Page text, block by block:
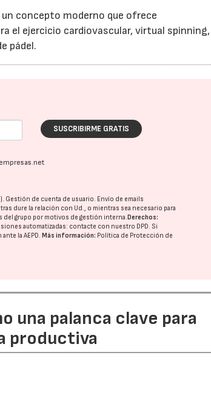
concepto moderno que ofrece
el ejercicio cardiovascular, virtual spinning,
pádel.
SUSCRIBIRME GRATIS
Gestión de cuenta de usuario. Envío de emails
dure la relación con Ud., o mientras sea necesario para
del grupo por motivos de gestión interna. Derechos:
automatizadas: contacte con nuestro DPD. Si
ante laAEPD. Más información: Política de Protección de
una palanca clave para
productiva
02/07/2026